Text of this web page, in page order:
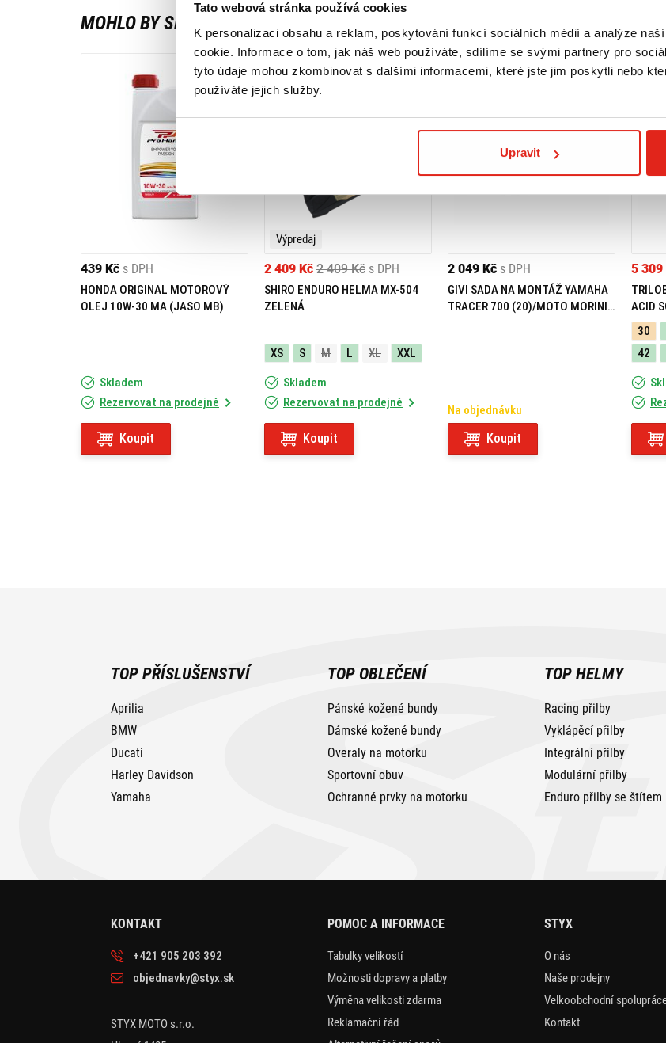
Tato webová stránka používá cookies
K personalizaci obsahu a reklam, poskytování funkcí sociálních médií a analýze
cookie. Informace o tom, jak náš web používáte, sdílíme se svými partnery pro
tyto údaje mohou zkombinovat s dalšími informacemi, které jste jim poskytli nebo
používáte jejich služby.
Upravit
MOHLO BY SE VÁM LÍBIT
439 Kč s DPH
HONDA ORIGINAL MOTOROVÝ
OLEJ 10W-30 MA (JASO MB)
Skladem
Rezervovat na prodejně
Koupit
Výpredaj
2 409 Kč
2 409 Kč s DPH
SHIRO ENDURO HELMA MX-504
ZELENÁ
XS S M L XL XXL
Skladem
Rezervovat na prodejně
Koupit
2 049 Kč s DPH
GIVI SADA NA MONTÁŽ YAMAHA
TRACER 700 (20)/MOTO MORINI
Na objednávku
Koupit
5 309
ACID
30
42
TOP PŘÍSLUŠENSTVÍ
Aprilia
BMW
Ducati
Harley Davidson
Yamaha
TOP OBLEČENÍ
Pánské kožené bundy
Dámské kožené bundy
Overaly na motorku
Sportovní obuv
Ochranné prvky na motorku
TOP HELMY
Racing přilby
Vyklápěcí přilby
Integrální přilby
Modulární přilby
Enduro přilby se štítem
KONTAKT
+421 905 203 392
objednavky@styx.sk
STYX MOTO s.r.o.
POMOC A INFORMACE
Tabulky velikostí
Možnosti dopravy a platby
Výměna velikosti zdarma
Reklamační řád
STYX
O nás
Naše prodejny
Velkoobchodní
Kontakt